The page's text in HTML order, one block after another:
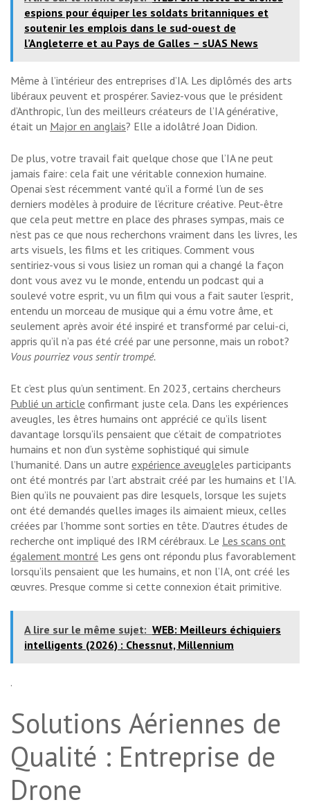
espions pour équiper les soldats britanniques et
soutenir les emplois dans le sud-ouest de
l’Angleterre et au Pays de Galles – sUAS News
Même à l’intérieur des entreprises d’IA. Les diplômés des arts
libéraux peuvent et prospérer. Saviez-vous que le président
d’Anthropic, l’un des meilleurs créateurs de l’IA générative,
était un Major en anglais? Elle a idolâtré Joan Didion.
De plus, votre travail fait quelque chose que l’IA ne peut
jamais faire: cela fait une véritable connexion humaine.
Openai s’est récemment vanté qu’il a formé l’un de ses
derniers modèles à produire de l’écriture créative. Peut-être
que cela peut mettre en place des phrases sympas, mais ce
n’est pas ce que nous recherchons vraiment dans les livres, les
arts visuels, les films et les critiques. Comment vous
sentiriez-vous si vous lisiez un roman qui a changé la façon
dont vous avez vu le monde, entendu un podcast qui a
soulevé votre esprit, vu un film qui vous a fait sauter l’esprit,
entendu un morceau de musique qui a ému votre âme, et
seulement après avoir été inspiré et transformé par celui-ci,
appris qu’il n’a pas été créé par une personne, mais un robot?
Vous pourriez vous sentir trompé.
Et c’est plus qu’un sentiment. En 2023, certains chercheurs
Publié un article confirmant juste cela. Dans les expériences
aveugles, les êtres humains ont apprécié ce qu’ils lisent
davantage lorsqu’ils pensaient que c’était de compatriotes
humains et non d’un système sophistiqué qui simule
l’humanité. Dans un autre expérience aveugleles participants
ont été montrés par l’art abstrait créé par les humains et l’IA.
Bien qu’ils ne pouvaient pas dire lesquels, lorsque les sujets
ont été demandés quelles images ils aimaient mieux, celles
créées par l’homme sont sorties en tête. D’autres études de
recherche ont impliqué des IRM cérébraux. Le Les scans ont
également montré Les gens ont répondu plus favorablement
lorsqu’ils pensaient que les humains, et non l’IA, ont créé les
œuvres. Presque comme si cette connexion était primitive.
A lire sur le même sujet: WEB: Meilleurs échiquiers
intelligents (2026) : Chessnut, Millennium
.
Solutions Aériennes de
Qualité : Entreprise de
Drone